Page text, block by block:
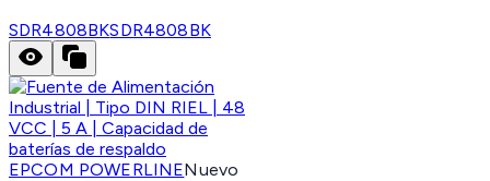
SDR4808BKSDR4808BK
EPCOM POWERLINENuevo